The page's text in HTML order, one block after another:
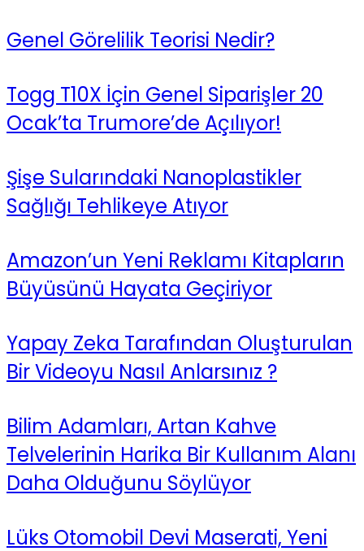
Genel Görelilik Teorisi Nedir?
Togg T10X İçin Genel Siparişler 20
Ocak’ta Trumore’de Açılıyor!
Şişe Sularındaki Nanoplastikler
Sağlığı Tehlikeye Atıyor
Amazon’un Yeni Reklamı Kitapların
Büyüsünü Hayata Geçiriyor
Yapay Zeka Tarafından Oluşturulan
Bir Videoyu Nasıl Anlarsınız ?
Bilim Adamları, Artan Kahve
Telvelerinin Harika Bir Kullanım Alanı
Daha Olduğunu Söylüyor
Lüks Otomobil Devi Maserati, Yeni